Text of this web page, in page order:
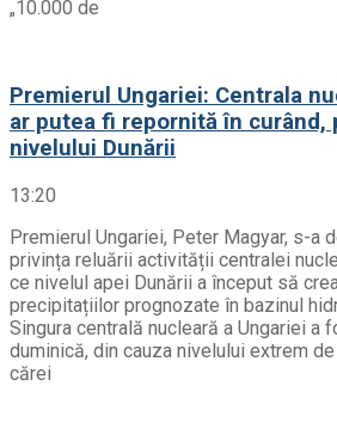
„10.000 de
Premierul Ungariei: Centrala
ar putea fi repornită în
nivelului Dunării
13:20
Premierul Ungariei, Peter Magyar, s-a
privința reluării activității centralei
ce nivelul apei Dunării a început să
precipitațiilor prognozate în bazinul
Singura centrală nucleară a Ungariei a
duminică, din cauza nivelului extrem
cărei